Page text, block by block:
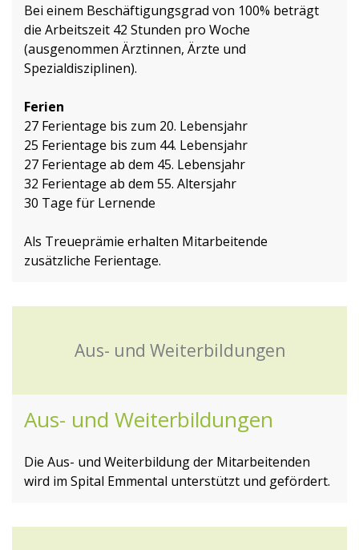
Bei einem Beschäftigungsgrad von 100% beträgt
die Arbeitszeit 42 Stunden pro Woche
(ausgenommen Ärztinnen, Ärzte und
Spezialdisziplinen).
Ferien
27 Ferientage bis zum 20. Lebensjahr
25 Ferientage bis zum 44. Lebensjahr
27 Ferientage ab dem 45. Lebensjahr
32 Ferientage ab dem 55. Altersjahr
30 Tage für Lernende
Als Treueprämie erhalten Mitarbeitende
zusätzliche Ferientage.
Aus- und Weiterbildungen
Aus- und Weiterbildungen
Die Aus- und Weiterbildung der Mitarbeitenden
wird im Spital Emmental unterstützt und gefördert.